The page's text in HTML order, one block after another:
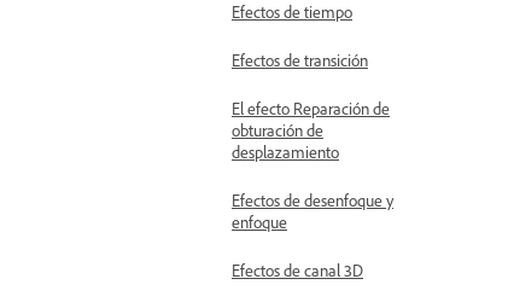
Efectos de tiempo
Efectos de transición
El efecto Reparación de
obturación de
desplazamiento
Efectos de desenfoque y
enfoque
Efectos de canal 3D